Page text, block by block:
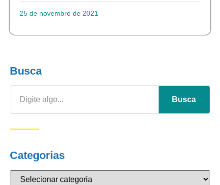
25 de novembro de 2021
Busca
Busca
Categorias